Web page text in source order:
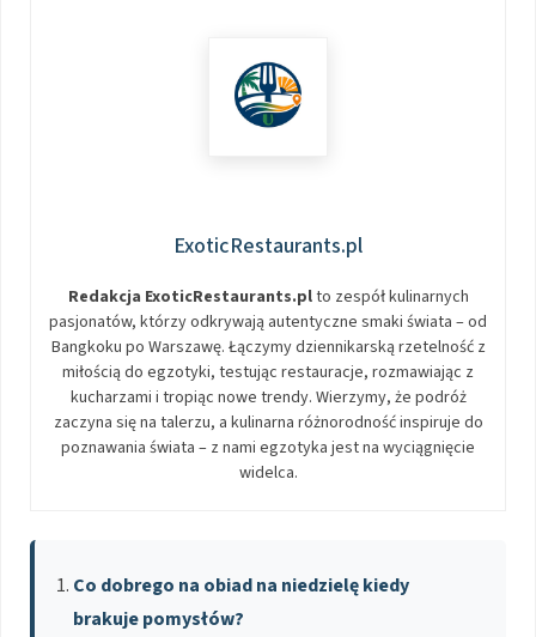
ExoticRestaurants.pl
Redakcja ExoticRestaurants.plto zespół kulinarnych
pasjonatów, którzy odkrywają autentyczne smaki świata – od
Bangkoku po Warszawę. Łączymy dziennikarską rzetelność z
miłością do egzotyki, testując restauracje, rozmawiając z
kucharzami i tropiąc nowe trendy. Wierzymy, że podróż
zaczyna się na talerzu, a kulinarna różnorodność inspiruje do
poznawania świata – z nami egzotyka jest na wyciągnięcie
widelca.
Co dobrego na obiad na niedzielę kiedy
brakuje pomysłów?